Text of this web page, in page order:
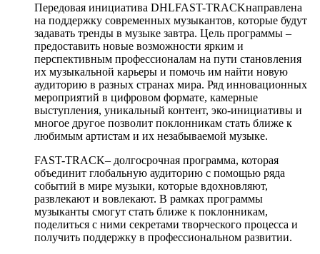
Передовая инициатива DHLFAST-TRACKнаправлена
на поддержку современных музыкантов, которые будут
задавать тренды в музыке завтра. Цель программы –
предоставить новые возможности ярким и
перспективным профессионалам на пути становления
их музыкальной карьеры и помочь им найти новую
аудиторию в разных странах мира. Ряд инновационных
мероприятий в цифровом формате, камерные
выступления, уникальный контент, эко-инициативы и
многое другое позволит поклонникам стать ближе к
любимым артистам и их незабываемой музыке.
FAST-TRACK– долгосрочная программа, которая
объединит глобальную аудиторию с помощью ряда
событий в мире музыки, которые вдохновляют,
развлекают и вовлекают. В рамках программы
музыканты смогут стать ближе к поклонникам,
поделиться с ними секретами творческого процесса и
получить поддержку в профессиональном развитии.